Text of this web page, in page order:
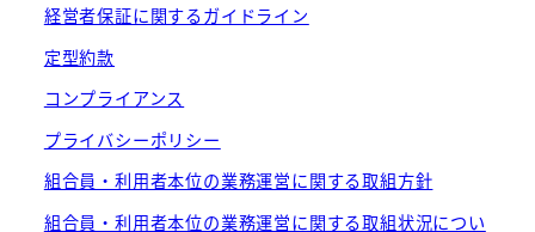
経営者保証に関するガイドライン
定型約款
コンプライアンス
プライバシーポリシー
組合員・利用者本位の業務運営に関する取組方針
組合員・利用者本位の業務運営に関する取組状況につい